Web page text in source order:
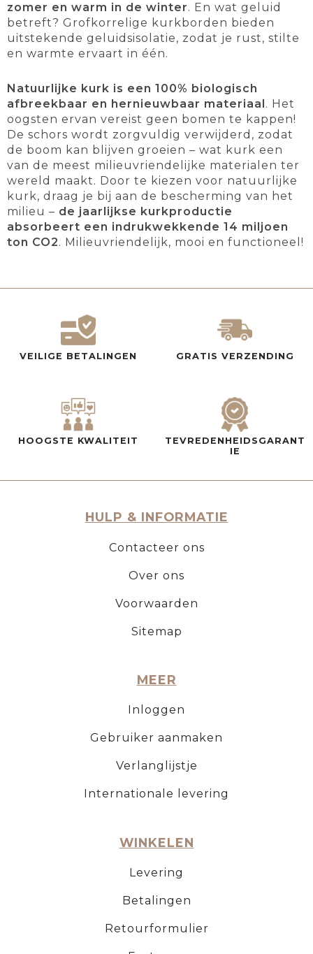
zomer en warm in de winter. En wat geluid
betreft? Grofkorrelige kurkborden bieden
uitstekende geluidsisolatie, zodat je rust, stilte
en warmte ervaart in één.
Natuurlijke kurk is een 100% biologisch
afbreekbaar en hernieuwbaar materiaal . Het
oogsten ervan vereist geen bomen te kappen!
De schors wordt zorgvuldig verwijderd, zodat
de boom kan blijven groeien – wat kurk een
van de meest milieuvriendelijke materialen ter
wereld maakt. Door te kiezen voor natuurlijke
kurk, draag je bij aan de bescherming van het
milieu – de jaarlijkse kurkproductie
absorbeert een indrukwekkende 14 miljoen
ton CO2. Milieuvriendelijk, mooi en functioneel!
VEILIGE BETALINGEN GRATIS VERZENDING
HOOGSTE KWALITEIT
TEVREDENHEIDSGARANT
IE
HULP & INFORMATIE
Contacteer ons
Over ons
Voorwaarden
Sitemap
MEER
Inloggen
Gebruiker aanmaken
Verlanglijstje
Internationale levering
WINKELEN
Levering
Betalingen
Retourformulier